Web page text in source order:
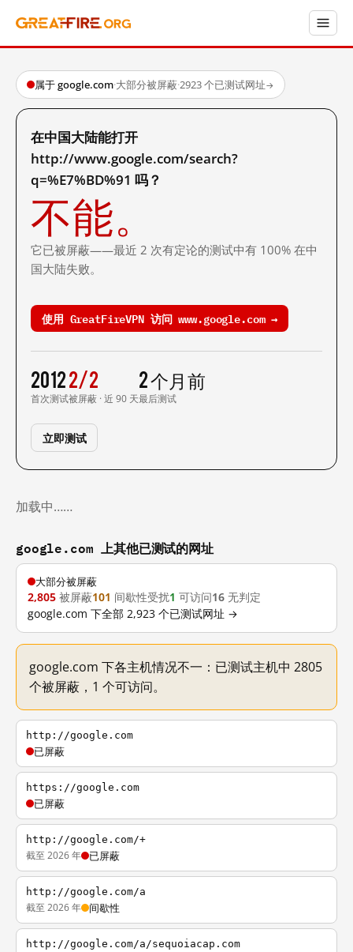
属于 google.com·大部分被屏蔽·2923 个已测试网址→
在中国大陆能打开
http://www.google.com/search?
q=%E7%BD%91 吗？
不能。
它已被屏蔽——最近 2 次有定论的测试中有 100% 在中
国大陆失败。
使用 GreatFireVPN 访问 www.google.com →
2012
首次测试
2/2
被屏蔽 · 近 90 天
2 个月前
最后测试
立即测试
加载中……
google.com 上其他已测试的网址
大部分被屏蔽
2,805 被屏蔽101 间歇性受扰1 可访问16 无判定
google.com 下全部 2,923 个已测试网址 →
google.com 下各主机情况不一：已测试主机中 2805
个被屏蔽，1 个可访问。
http://google.com
已屏蔽
https://google.com
已屏蔽
http://google.com/+
截至 2026 年 已屏蔽
http://google.com/a
截至 2026 年 间歇性
http://google.com/a/sequoiacap.com